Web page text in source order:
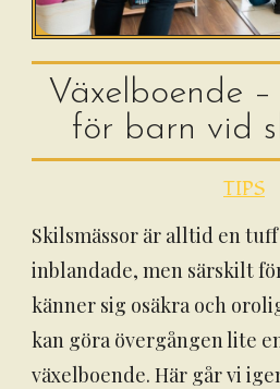
Växelboende
för barn vid
TIPS
Skilsmässor är alltid en
inblandade, men särskilt
känner sig osäkra och
kan göra övergången lite
växelboende. Här går vi